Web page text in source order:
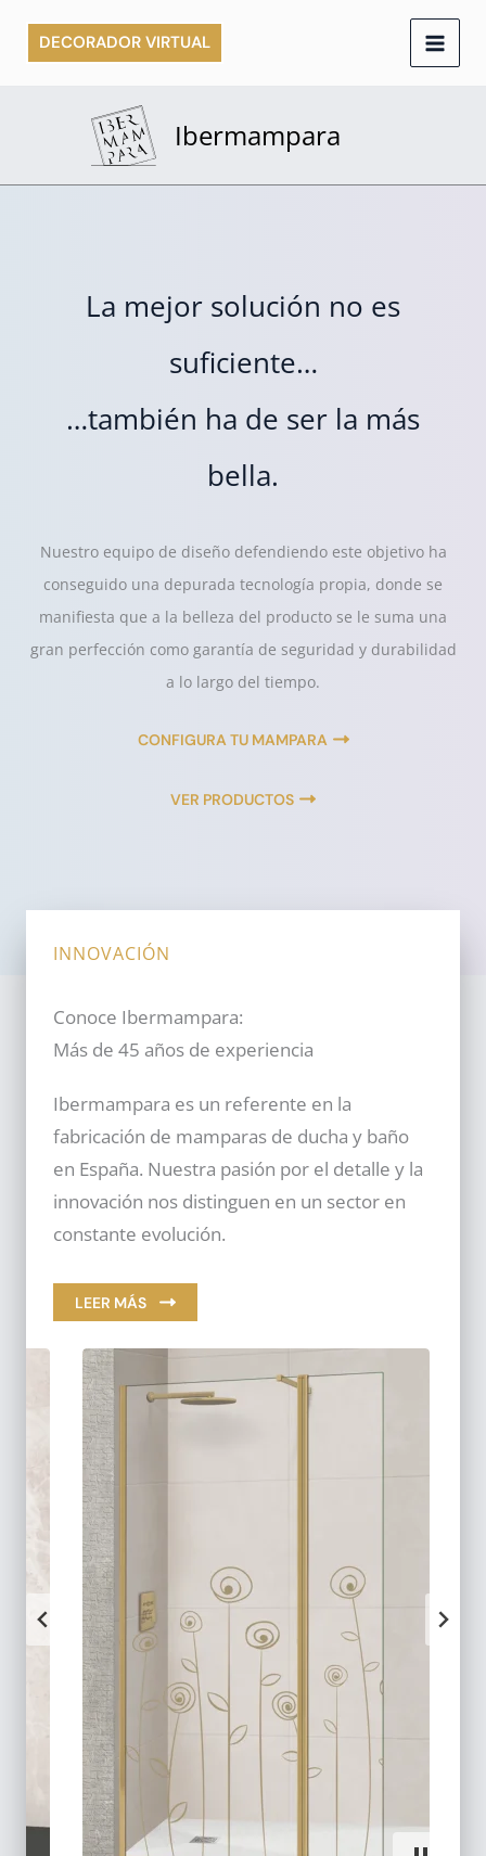
DECORADOR VIRTUAL
Ibermampara
La mejor solución no es
suficiente…
…también ha de ser la más
bella.
Nuestro equipo de diseño defendiendo este objetivo ha
conseguido una depurada tecnología propia, donde se
manifiesta que a la belleza del producto se le suma una
gran perfección como garantía de seguridad y durabilidad
a lo largo del tiempo.
CONFIGURA TU MAMPARA
VER PRODUCTOS
INNOVACIÓN
Conoce Ibermampara:
Más de 45 años de experiencia
Ibermampara es un referente en la
fabricación de mamparas de ducha y baño
en España. Nuestra pasión por el detalle y la
innovación nos distinguen en un sector en
constante evolución.
LEER MÁS